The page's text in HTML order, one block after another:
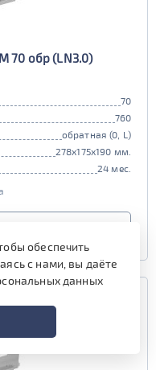
70 обр (LN3.0)
70
760
обратная (0, L)
278x175x190 мм.
24 мес.
обеспечить
с нами, вы даёте
данных